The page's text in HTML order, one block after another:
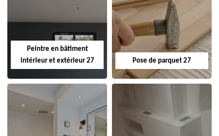
Peintre en bâtiment
intérieur et extérieur 27
Pose de parquet 27